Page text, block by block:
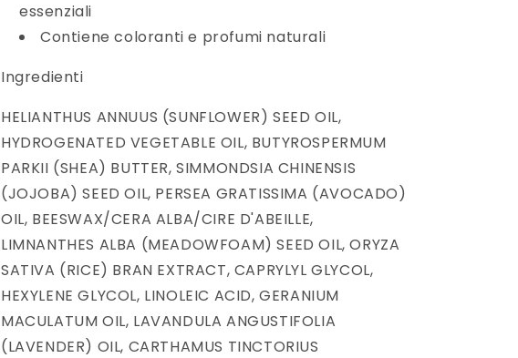
essenziali
Contiene coloranti e profumi naturali
Ingredienti
HELIANTHUS ANNUUS (SUNFLOWER) SEED OIL,
HYDROGENATED VEGETABLE OIL, BUTYROSPERMUM
PARKII (SHEA) BUTTER, SIMMONDSIA CHINENSIS
(JOJOBA) SEED OIL, PERSEA GRATISSIMA (AVOCADO)
OIL, BEESWAX/CERA ALBA/CIRE D'ABEILLE,
LIMNANTHES ALBA (MEADOWFOAM) SEED OIL, ORYZA
SATIVA (RICE) BRAN EXTRACT, CAPRYLYL GLYCOL,
HEXYLENE GLYCOL, LINOLEIC ACID, GERANIUM
MACULATUM OIL, LAVANDULA ANGUSTIFOLIA
(LAVENDER) OIL, CARTHAMUS TINCTORIUS